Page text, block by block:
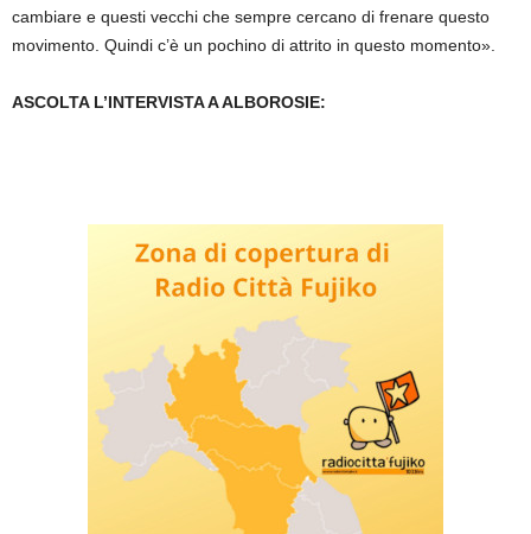
cambiare e questi vecchi che sempre cercano di frenare questo
movimento. Quindi c’è un pochino di attrito in questo momento».
ASCOLTA L’INTERVISTA A ALBOROSIE: